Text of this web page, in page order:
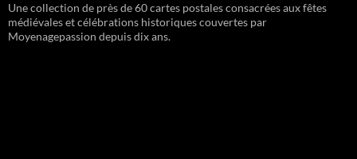
Une collection de près de 60 cartes postales consacrées aux fêtes
médiévales et célébrations historiques couvertes par
Moyenagepassion depuis dix ans.